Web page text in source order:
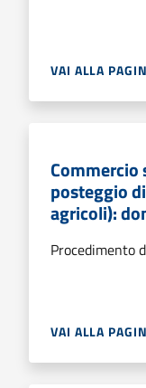
VAI ALLA
Commercio
posteggio
agricoli):
Procedimento
VAI ALLA